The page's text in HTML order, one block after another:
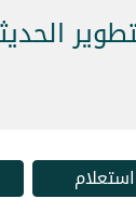
استعلام